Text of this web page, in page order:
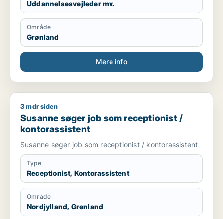
Uddannelsesvejleder mv.
Område
Grønland
Mere info
Susanne søger job som receptionist / kontorassistent
3 mdr siden
Susanne søger job som receptionist /
kontorassistent
Susanne søger job som receptionist / kontorassistent
Type
Receptionist, Kontorassistent
Område
Nordjylland, Grønland